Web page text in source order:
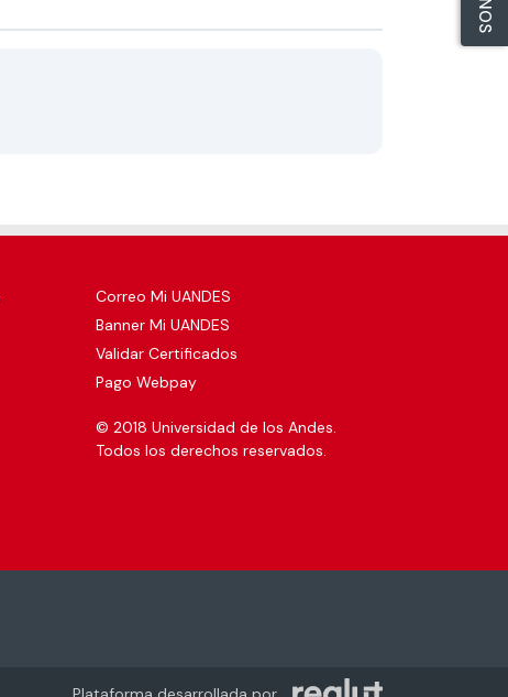
Correo Mi UANDES
Banner Mi UANDES
Validar Certificados
Pago Webpay
© 2018 Universidad de los Andes.
Todos los derechos reservados.